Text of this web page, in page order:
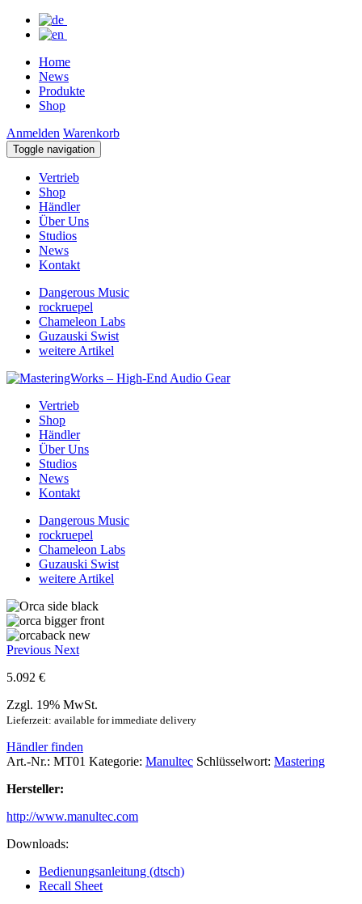
Home
News
Produkte
Shop
Anmelden Warenkorb
Toggle navigation
Vertrieb
Shop
Händler
Über Uns
Studios
News
Kontakt
Dangerous Music
rockruepel
Chameleon Labs
Guzauski Swist
weitere Artikel
Vertrieb
Shop
Händler
Über Uns
Studios
News
Kontakt
Dangerous Music
rockruepel
Chameleon Labs
Guzauski Swist
weitere Artikel
Previous Next
5.092 €
Zzgl. 19% MwSt.
Lieferzeit: available for immediate delivery
Händler finden
Art.-Nr.: MT01 Kategorie: Manultec Schlüsselwort: Mastering
Hersteller:
http://www.manultec.com
Downloads:
Bedienungsanleitung (dtsch)
Recall Sheet